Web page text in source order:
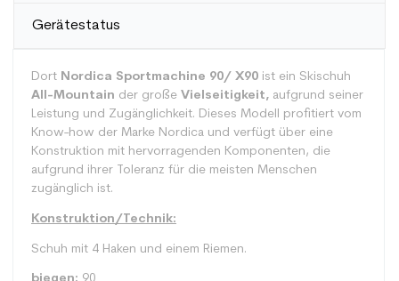
Gerätestatus
Dort Nordica Sportmachine 90/ X90 ist ein Skischuh
All-Mountain der große Vielseitigkeit, aufgrund seiner
Leistung und Zugänglichkeit. Dieses Modell profitiert vom
Know-how der Marke Nordica und verfügt über eine
Konstruktion mit hervorragenden Komponenten, die
aufgrund ihrer Toleranz für die meisten Menschen
zugänglich ist.
Konstruktion/Technik:
Schuh mit 4 Haken und einem Riemen.